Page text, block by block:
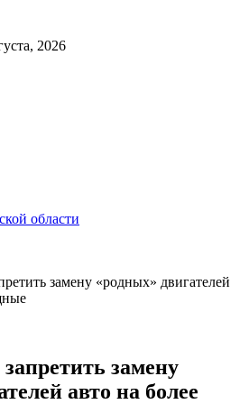
2026
области
замену «родных» двигателей
замену
авто на более